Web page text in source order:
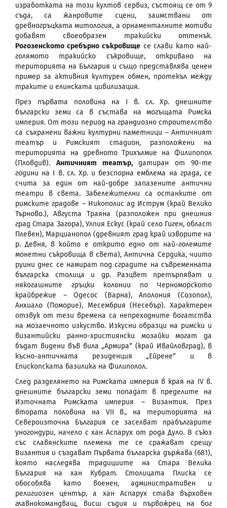
изработката на този култов сервиз, състоящ се от 9
съда, са жанровите сцени, заимствани от
древногръцката митология, а орнаменталните мотиви
добавят своеобразен тракийски оттенък.
Рогозенското сребърно съкровищесе слави като най-
голямото тракийско съкровище, откривано на
територията на България и също представлява ценен
пример за активния културен обмен, протекъл между
траките и елинската цивилизация.
През първата половина на I в. сл. Хр. днешните
български земи са в състава на могъщата Римска
империя. От този период на грандиозно строителство
са съхранени важни културни паметници – Античният
театър и Римският стадион, разположени на
територията на древното Трихълмиe на Филипопол
(Пловдив). Античният театър,датиран от 90-те
години на I в. сл. Хр. и безспорна емблема на града, се
счита за един от най-добре запазените антични
театри в света. Забележителни са останките от
римските градове – Никополис ад Иструм (край Велико
Търново.), Августа Траяна (разположен при днешния
град Стара Загора), Улпия Ескус (край село Гиген, област
Плевен), Марцианопол (древният град край изворите на
р. Девня, в който е открито едно от най-големите
монетни съкровища в света), Антична Сердика, чиито
руини днес се намират под сградите на съвременната
българска столица и др. Разцвет претърпяват и
някогашните гръцки колонии по Черноморското
крайбрежие – Одесос (Варна), Аполония (Созопол),
Анхиало (Поморие), Месембрия (Несебър). Характерен
отзвук от тези времена са непреходните богатства
на мозаечното изкуство. Изкусни образци на римски и
византийски ранно-християнски мозайки могат да
бъдат видени във вила „Армира“ (край Ивайловград), в
късно-античната резиденция „Ейрене“ и в
Епископската базилика на Филиполол.
След разделянето на Римската империя в края на IV в.
днешните български земи попадат в пределите на
Източната Римската империя – Византия. През
втората половина на VII в., на територията на
Североизточна България се заселват прабългарите
уногондури, начело с хан Аспарух от рода Дуло. В съюз
със славянските племена те се сражават срещу
Византия и създават Първата българска държава (681),
която наследява традициите на Стара Велика
България на хан Кубрат. Столицата Плиска се
обособява като военен, административен и
религиозен център, а хан Аспарух става върховен
главнокомандващ, висш съдия и първожрец на бог